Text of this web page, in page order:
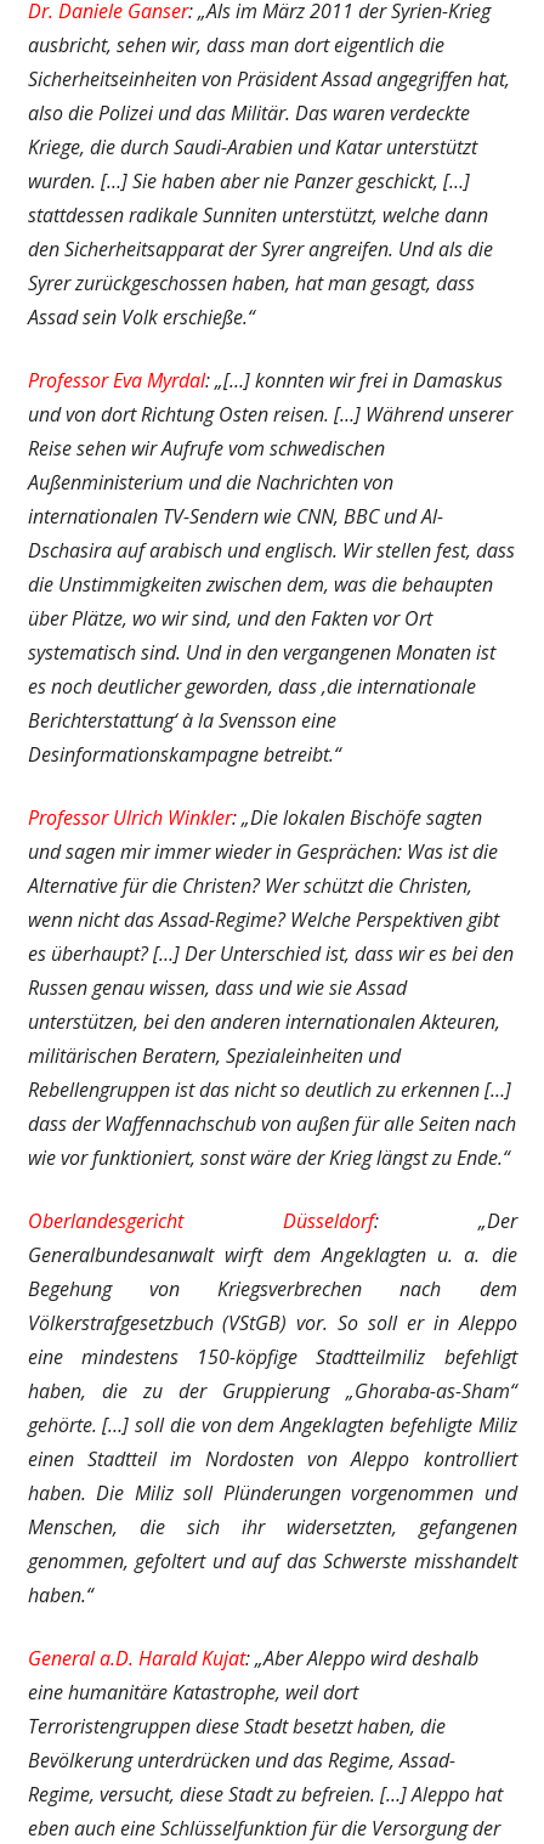
Dr. Daniele Ganser: „Als im März 2011 der Syrien-Krieg
ausbricht, sehen wir, dass man dort eigentlich die
Sicherheitseinheiten von Präsident Assad angegriffen hat,
also die Polizei und das Militär. Das waren verdeckte
Kriege, die durch Saudi-Arabien und Katar unterstützt
wurden. […] Sie haben aber nie Panzer geschickt, […]
stattdessen radikale Sunniten unterstützt, welche dann
den Sicherheitsapparat der Syrer angreifen. Und als die
Syrer zurückgeschossen haben, hat man gesagt, dass
Assad sein Volk erschieße.“
Professor Eva Myrdal: „[…] konnten wir frei in Damaskus
und von dort Richtung Osten reisen. […] Während unserer
Reise sehen wir Aufrufe vom schwedischen
Außenministerium und die Nachrichten von
internationalen TV-Sendern wie CNN, BBC und Al-
Dschasira auf arabisch und englisch. Wir stellen fest, dass
die Unstimmigkeiten zwischen dem, was die behaupten
über Plätze, wo wir sind, und den Fakten vor Ort
systematisch sind. Und in den vergangenen Monaten ist
es noch deutlicher geworden, dass ‚die internationale
Berichterstattung‘ à la Svensson eine
Desinformationskampagne betreibt.“
Professor Ulrich Winkler: „Die lokalen Bischöfe sagten
und sagen mir immer wieder in Gesprächen: Was ist die
Alternative für die Christen? Wer schützt die Christen,
wenn nicht das Assad-Regime? Welche Perspektiven gibt
es überhaupt? […] Der Unterschied ist, dass wir es bei den
Russen genau wissen, dass und wie sie Assad
unterstützen, bei den anderen internationalen Akteuren,
militärischen Beratern, Spezialeinheiten und
Rebellengruppen ist das nicht so deutlich zu erkennen […]
dass der Waffennachschub von außen für alle Seiten nach
wie vor funktioniert, sonst wäre der Krieg längst zu Ende.“
Oberlandesgericht Düsseldorf: „Der
Generalbundesanwalt wirft dem Angeklagten u. a. die
Begehung von Kriegsverbrechen nach dem
Völkerstrafgesetzbuch (VStGB) vor. So soll er in Aleppo
eine mindestens 150-köpfige Stadtteilmiliz befehligt
haben, die zu der Gruppierung „Ghoraba-as-Sham“
gehörte. […] soll die von dem Angeklagten befehligte Miliz
einen Stadtteil im Nordosten von Aleppo kontrolliert
haben. Die Miliz soll Plünderungen vorgenommen und
Menschen, die sich ihr widersetzten, gefangenen
genommen, gefoltert und auf das Schwerste misshandelt
haben.“
General a.D. Harald Kujat: „Aber Aleppo wird deshalb
eine humanitäre Katastrophe, weil dort
Terroristengruppen diese Stadt besetzt haben, die
Bevölkerung unterdrücken und das Regime, Assad-
Regime, versucht, diese Stadt zu befreien. […] Aleppo hat
eben auch eine Schlüsselfunktion für die Versorgung der